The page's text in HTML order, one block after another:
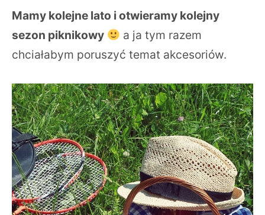
Mamy kolejne lato i otwieramy kolejny
sezon piknikowy
a ja tym razem
chciałabym poruszyć temat akcesoriów.